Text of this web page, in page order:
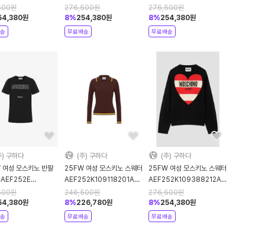
원
원
Brown DOM
276,500원
8%254,380원
무료배송
07225541AEF1001
White DOM
276,500원
8%254,380원
무료배송
) 구하다
성 모스키노 반팔
AEF252E
원
원
(주) 구하다
25FW 여성 모스키노 스웨터
AEF252K109118201AEF1095
Brown DOM
246,500원
8%226,780원
무료배송
(주) 구하다
25FW 여성 모스키노 스웨터
AEF252K109388212AEF4555
Black DOM
276,500원
8%254,380원
무료배송